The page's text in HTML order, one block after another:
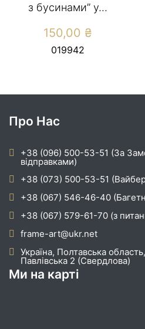
з бусинами” у...
150,00 ₴
019942
Про Нас
+38 (096) 500-53-51 (За
відправками)
+38 (073) 500-53-51
+38 (067) 546-46-40
+38 (067) 579-61-70 (з
frame-art@ukr.net
Україна, Полтавська
Павлівська 2 (Свердлова)
Ми на карті